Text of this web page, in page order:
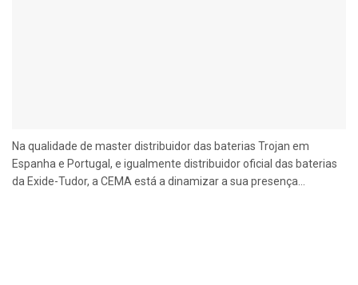
Na qualidade de master distribuidor das baterias Trojan em
Espanha e Portugal, e igualmente distribuidor oficial das baterias
da Exide-Tudor, a CEMA está a dinamizar a sua presença...